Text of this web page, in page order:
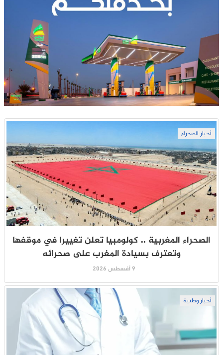
أخبار الصحراء
الصحراء المغربية .. كولومبيا تعلن تغييرا في موقفها
وتعترف بسيادة المغرب على صحرائه
9 أغسطس 2026
أخبار وطنية